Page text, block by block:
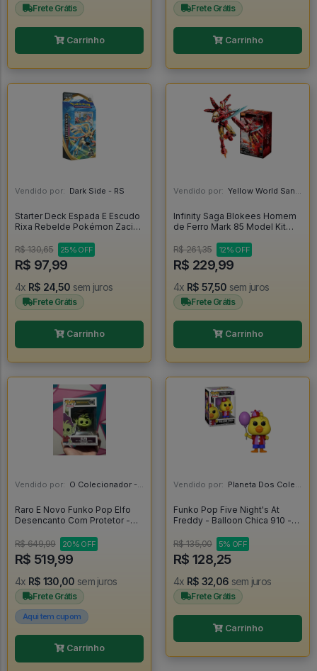
Frete Grátis
Carrinho
Frete Grátis
Carrinho
Vendido por: Dark Side - RS
Starter Deck Espada E Escudo
Rixa Rebelde Pokémon Zacian
R$ 130,65
25% OFF
R$ 97,99
4x R$ 24,50 sem juros
Frete Grátis
Carrinho
Vendido por: Yellow World Santos - SP
Infinity Saga Blokees Homem
de Ferro Mark 85 Model Kit
R$ 261,35
12% OFF
R$ 229,99
4x R$ 57,50 sem juros
Frete Grátis
Carrinho
Vendido por: O Colecionador - SP
Raro E Novo Funko Pop Elfo
Desencanto Com Protetor -
R$ 649,99
20% OFF
R$ 519,99
4x R$ 130,00 sem juros
Frete Grátis
Aqui tem cupom
Carrinho
Vendido por: Planeta Dos Colecionaveis - SP
Funko Pop Five Night's At
Freddy - Balloon Chica 910 -
R$ 135,00
5% OFF
R$ 128,25
4x R$ 32,06 sem juros
Frete Grátis
Carrinho